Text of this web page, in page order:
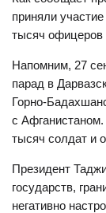
приняли
тысяч офицеров
Напомним, 27
парад в
Горно-
с
тысяч солдат и
Президент
государств,
негативно